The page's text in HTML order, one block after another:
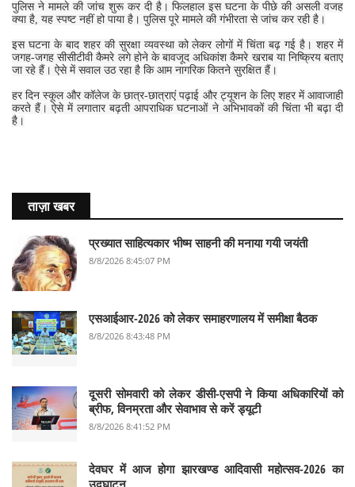
पुलिस ने मामले की जांच शुरू कर दी है। फिलहाल इस घटना के पीछे की असली वजह
क्या है, यह स्पष्ट नहीं हो पाया है। पुलिस पूरे मामले की गंभीरता से जांच कर रही है।
इस घटना के बाद शहर की सुरक्षा व्यवस्था को लेकर लोगों में चिंता बढ़ गई है। शहर में
जगह-जगह सीसीटीवी कैमरे लगे होने के बावजूद अधिकांश कैमरे खराब या निष्क्रिय बताए
जा रहे हैं। ऐसे में सवाल उठ रहा है कि आम नागरिक कितने सुरक्षित हैं।
हर दिन स्कूल और कॉलेज के छात्र-छात्राएं पढ़ाई और ट्यूशन के लिए शहर में आवाजाही
करते हैं। ऐसे में लगातार बढ़ती आपराधिक घटनाओं ने अभिभावकों की चिंता भी बढ़ा दी
है।
ताज़ा खबर
प्रख्यात साहित्यकार भीष्म साहनी की मनाया गयी जयंती
8/8/2026 8:45:07 PM
एसआईआर-2026 को लेकर समाहरणालय में समीक्षा बैठक
8/8/2026 8:43:48 PM
दूसरी सोमवारी को लेकर डीसी-एसपी ने किया अधिकारियों को
ब्रीफ, विनम्रता और सेवाभाव से करें ड्यूटी
8/8/2026 8:41:52 PM
देवघर में आज होगा झारखण्ड आदिवासी महोत्सव-2026 का